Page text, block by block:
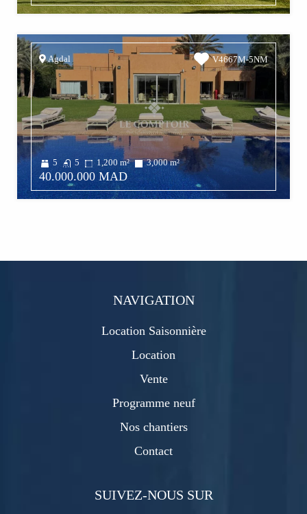
Agdal V4667M-5NM
5 5 1,200 m² 3,000 m²
40.000.000 MAD
NAVIGATION
Location Saisonnière
Location
Vente
Programme neuf
Nos chantiers
Contact
SUIVEZ-NOUS SUR